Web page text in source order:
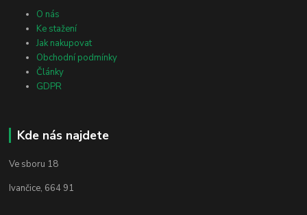
O nás
Ke stažení
Jak nakupovat
Obchodní podmínky
Články
GDPR
Kde nás najdete
Ve sboru 18
Ivančice, 664 91